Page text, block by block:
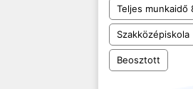
Teljes munkaidő
Szakközépiskola
Beosztott